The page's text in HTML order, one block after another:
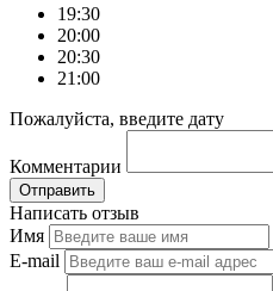
19:30
20:00
20:30
21:00
Пожалуйста, введите дату
Комментарии
Отправить
Написать отзыв
Имя
E-mail